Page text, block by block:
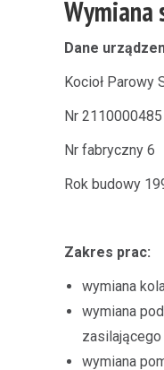
Wymiana
Dane
Kocioł Parowy
Nr 2110000485
Nr fabryczny 6
Rok budowy
Zakres prac:
wymiana
wymiana
wymiana